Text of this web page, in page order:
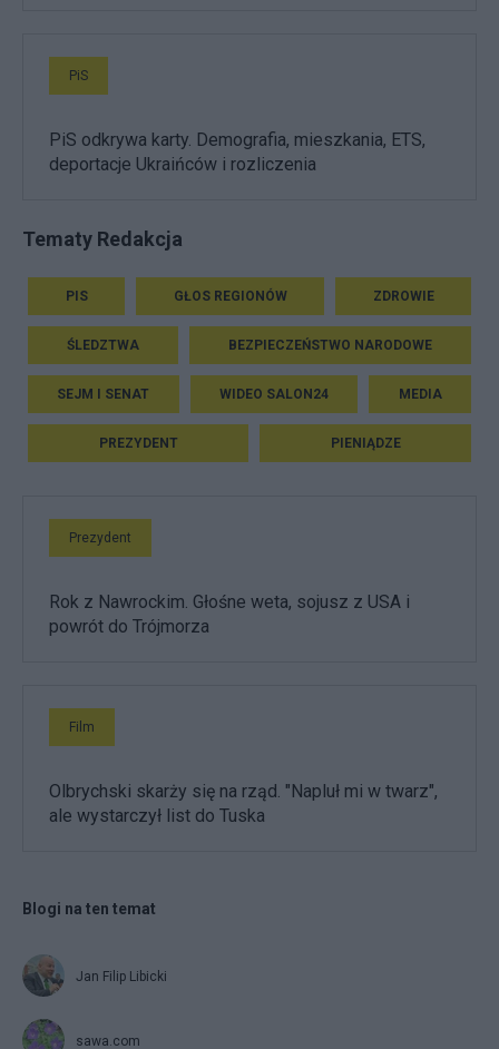
PiS
PiS odkrywa karty. Demografia, mieszkania, ETS,
deportacje Ukraińców i rozliczenia
Tematy Redakcja
PIS GŁOS REGIONÓW ZDROWIE
ŚLEDZTWA BEZPIECZEŃSTWO NARODOWE
SEJM I SENAT WIDEO SALON24 MEDIA
PREZYDENT PIENIĄDZE
Prezydent
Rok z Nawrockim. Głośne weta, sojusz z USA i
powrót do Trójmorza
Film
Olbrychski skarży się na rząd. "Napluł mi w twarz",
ale wystarczył list do Tuska
Blogi na ten temat
Jan Filip Libicki
sawa.com